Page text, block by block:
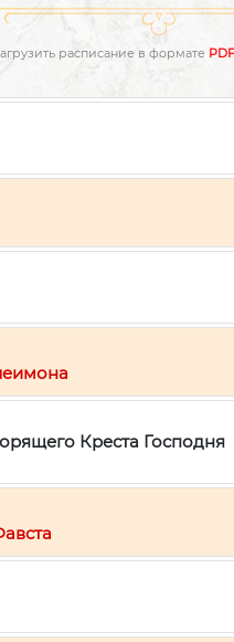
расписание в формате PDF
Креста Господня